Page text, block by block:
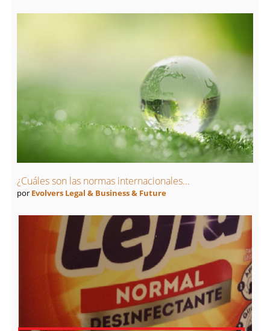
¿Cuáles son las normas internacionales...
por Evolvers Legal & Business & Future